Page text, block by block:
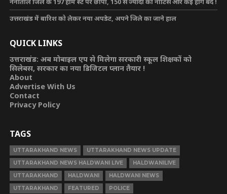
उत्तराखंड में बारिश को लेकर नया अपडेट, अपने जिले का जाने हाल
QUICK LINKS
उत्तराखंड: अब मोबाइल एप से मिलेगा सरकारी स्कूल शिक्षकों को
सिलेबस, सरकार का नया डिजिटल प्लान तैयार !
About
Advertise With Us
Contact
Privacy Policy
TAGS
UTTARAKHAND NEWS
UTTARAKHAND NEWS UPDATE
UTTARAKHAND NEWS HALDWANI LIVE
HALDWANILIVE
UTTARAKHAND
HALDWANI
HALDWANI NEWS
UTTARAKHAND
FEATURED POLICE